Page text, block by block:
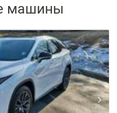
машины